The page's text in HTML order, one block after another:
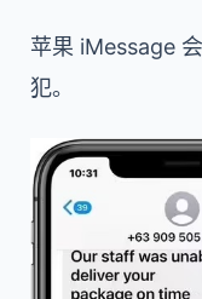
苹果 iMessage
犯。